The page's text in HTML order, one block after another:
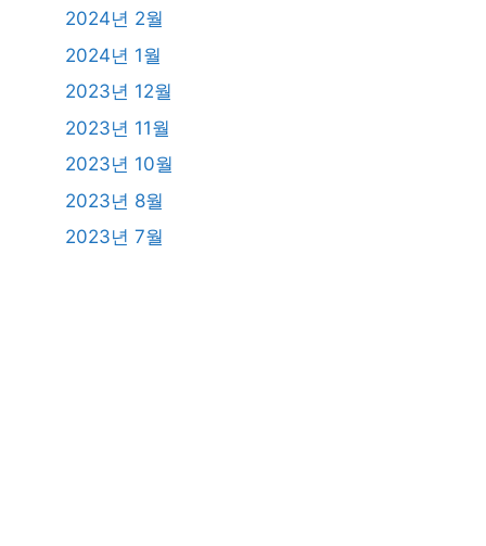
2024년 2월
2024년 1월
2023년 12월
2023년 11월
2023년 10월
2023년 8월
2023년 7월